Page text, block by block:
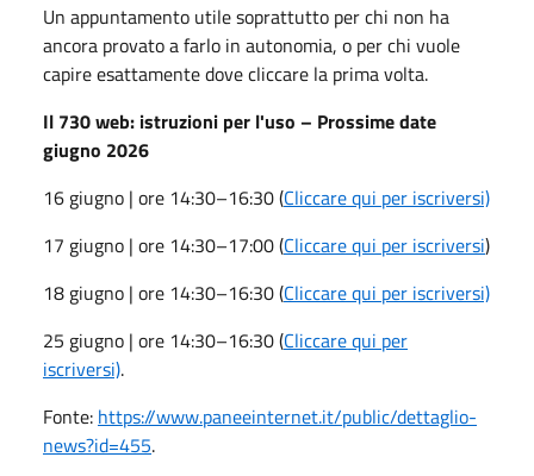
Un appuntamento utile soprattutto per chi non ha
ancora provato a farlo in autonomia, o per chi vuole
capire esattamente dove cliccare la prima volta.
Il 730 web: istruzioni per l'uso – Prossime date
giugno 2026
16 giugno | ore 14:30–16:30 (Cliccare qui per iscriversi)
17 giugno | ore 14:30–17:00 (Cliccare qui per iscriversi)
18 giugno | ore 14:30–16:30 (Cliccare qui per iscriversi)
25 giugno | ore 14:30–16:30 (Cliccare qui per
iscriversi).
Fonte: https://www.paneeinternet.it/public/dettaglio-
news?id=455.